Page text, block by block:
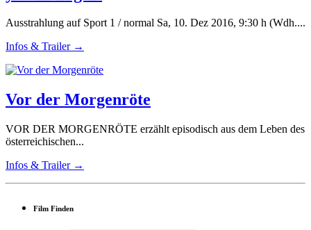
Ausstrahlung auf Sport 1 / normal Sa, 10. Dez 2016, 9:30 h (Wdh....
Infos & Trailer →
Vor der Morgenröte
VOR DER MORGENRÖTE erzählt episodisch aus dem Leben des
österreichischen...
Infos & Trailer →
Film Finden